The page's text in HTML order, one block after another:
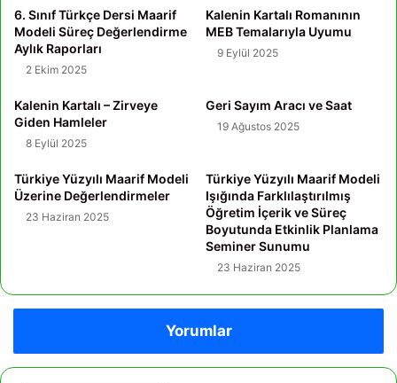
6. Sınıf Türkçe Dersi Maarif
Modeli Süreç Değerlendirme
Aylık Raporları
2 Ekim 2025
Kalenin Kartalı Romanının
MEB Temalarıyla Uyumu
9 Eylül 2025
Kalenin Kartalı – Zirveye
Giden Hamleler
8 Eylül 2025
Geri Sayım Aracı ve Saat
19 Ağustos 2025
Türkiye Yüzyılı Maarif Modeli
Üzerine Değerlendirmeler
23 Haziran 2025
Türkiye Yüzyılı Maarif Modeli
Işığında Farklılaştırılmış
Öğretim İçerik ve Süreç
Boyutunda Etkinlik Planlama
Seminer Sunumu
23 Haziran 2025
Yorumlar